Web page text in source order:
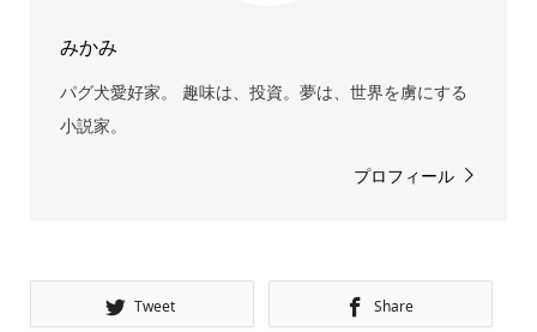
みかみ
パグ犬愛好家。 趣味は、投資。夢は、世界を虜にする
小説家。
プロフィール
Tweet Share